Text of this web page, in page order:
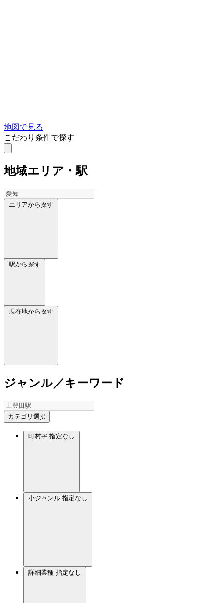
地図で見る
こだわり条件で探す
地域エリア・駅
エリアから探す
駅から探す
現在地から探す
ジャンル／キーワード
カテゴリ選択
町村字 指定なし
小ジャンル 指定なし
詳細業種 指定なし